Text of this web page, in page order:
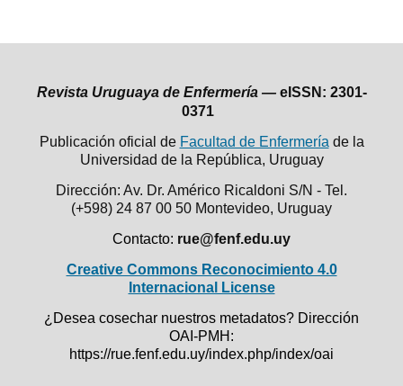
Revista Uruguaya de Enfermería — eISSN: 2301-
0371
Publicación oficial de Facultad de Enfermería de la
Universidad de la República, Uruguay
Dirección: Av. Dr. Américo Ricaldoni S/N - Tel.
(+598) 24 87 00 50 Montevideo, Uruguay
Contacto: rue@fenf.edu.uy
Creative Commons Reconocimiento 4.0
Internacional License
¿Desea cosechar nuestros metadatos? Dirección
OAI-PMH:
https://rue.fenf.edu.uy/index.php/index/oai